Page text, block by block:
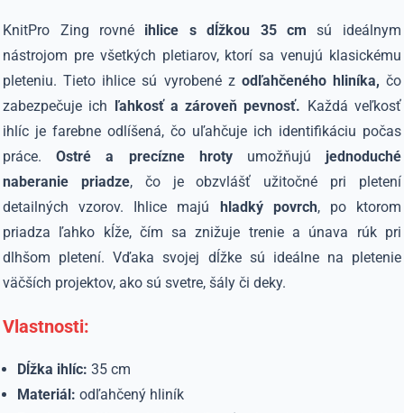
KnitPro Zing rovné ihlice s dĺžkou 35 cm sú ideálnym
nástrojom pre všetkých pletiarov, ktorí sa venujú klasickému
pleteniu. Tieto ihlice sú vyrobené z odľahčeného hliníka, čo
zabezpečuje ich ľahkosť a zároveň pevnosť. Každá veľkosť
ihlíc je farebne odlíšená, čo uľahčuje ich identifikáciu počas
práce.
Ostré a precízne hrotyumožňujú jednoduché
naberanie priadze, čo je obzvlášť užitočné pri pletení
detailných vzorov.
Ihlice majú hladký povrch, po ktorom
priadza ľahko kĺže, čím sa znižuje trenie a únava rúk pri
dlhšom pletení. Vďaka svojej dĺžke sú ideálne na pletenie
väčších projektov, ako sú svetre, šály či deky.
Vlastnosti:
Dĺžka ihlíc: 35 cm
Materiál: odľahčený hliník